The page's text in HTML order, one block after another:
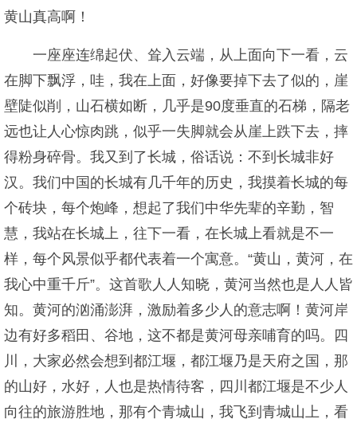
黄山真高啊！
一座座连绵起伏、耸入云端，从上面向下一看，云
在脚下飘浮，哇，我在上面，好像要掉下去了似的，崖
壁陡似削，山石横如断，几乎是90度垂直的石梯，隔老
远也让人心惊肉跳，似乎一失脚就会从崖上跌下去，摔
得粉身碎骨。我又到了长城，俗话说：不到长城非好
汉。我们中国的长城有几千年的历史，我摸着长城的每
个砖块，每个炮峰，想起了我们中华先辈的辛勤，智
慧，我站在长城上，往下一看，在长城上看就是不一
样，每个风景似乎都代表着一个寓意。“黄山，黄河，在
我心中重千斤”。这首歌人人知晓，黄河当然也是人人皆
知。黄河的汹涌澎湃，激励着多少人的意志啊！黄河岸
边有好多稻田、谷地，这不都是黄河母亲哺育的吗。四
川，大家必然会想到都江堰，都江堰乃是天府之国，那
的山好，水好，人也是热情待客，四川都江堰是不少人
向往的旅游胜地，那有个青城山，我飞到青城山上，看